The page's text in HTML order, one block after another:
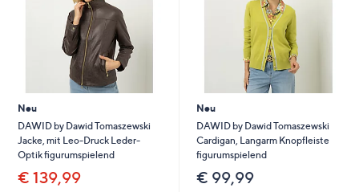
Neu
DAWID by Dawid Tomaszewski
Jacke, mit Leo-Druck Leder-
Optik figurumspielend
€ 139,99
Neu
DAWID by Dawid Tomaszewski
Cardigan, Langarm Knopfleiste
figurumspielend
€ 99,99